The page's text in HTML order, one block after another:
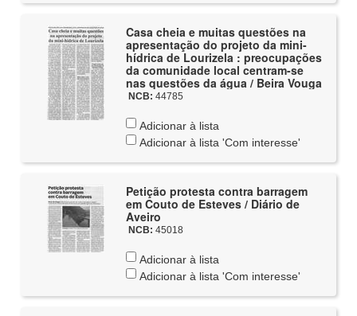
Casa cheia e muitas questões na
apresentação do projeto da mini-
hídrica de Lourizela : preocupações
da comunidade local centram-se
nas questões da água / Beira Vouga
NCB: 44785
Adicionar à lista
Adicionar à lista 'Com interesse'
Petição protesta contra barragem
em Couto de Esteves / Diário de
Aveiro
NCB: 45018
Adicionar à lista
Adicionar à lista 'Com interesse'